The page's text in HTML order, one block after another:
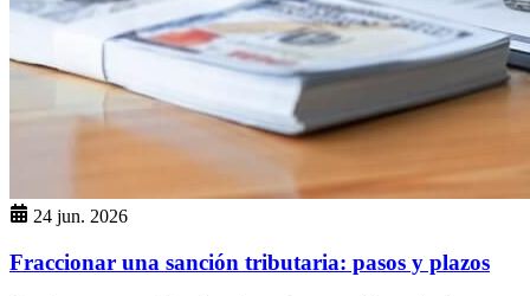
24 jun. 2026
Fraccionar una sanción tributaria: pasos y plazos